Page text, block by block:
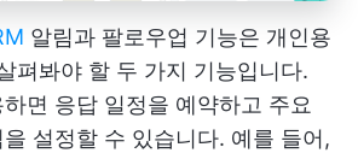
알림과 팔로우업 기능은 개인용
펴봐야 할 두 가지 기능입니다.
면 응답 일정을 예약하고 주요
설정할 수 있습니다. 예를 들어,